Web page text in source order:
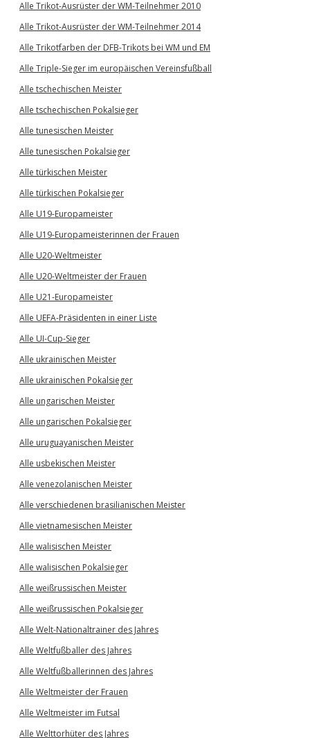
Alle Trikot-Ausrüster der WM-Teilnehmer 2010
Alle Trikot-Ausrüster der WM-Teilnehmer 2014
Alle Trikotfarben der DFB-Trikots bei WM und EM
Alle Triple-Sieger im europäischen Vereinsfußball
Alle tschechischen Meister
Alle tschechischen Pokalsieger
Alle tunesischen Meister
Alle tunesischen Pokalsieger
Alle türkischen Meister
Alle türkischen Pokalsieger
Alle U19-Europameister
Alle U19-Europameisterinnen der Frauen
Alle U20-Weltmeister
Alle U20-Weltmeister der Frauen
Alle U21-Europameister
Alle UEFA-Präsidenten in einer Liste
Alle UI-Cup-Sieger
Alle ukrainischen Meister
Alle ukrainischen Pokalsieger
Alle ungarischen Meister
Alle ungarischen Pokalsieger
Alle uruguayanischen Meister
Alle usbekischen Meister
Alle venezolanischen Meister
Alle verschiedenen brasilianischen Meister
Alle vietnamesischen Meister
Alle walisischen Meister
Alle walisischen Pokalsieger
Alle weißrussischen Meister
Alle weißrussischen Pokalsieger
Alle Welt-Nationaltrainer des Jahres
Alle Weltfußballer des Jahres
Alle Weltfußballerinnen des Jahres
Alle Weltmeister der Frauen
Alle Weltmeister im Futsal
Alle Welttorhüter des Jahres